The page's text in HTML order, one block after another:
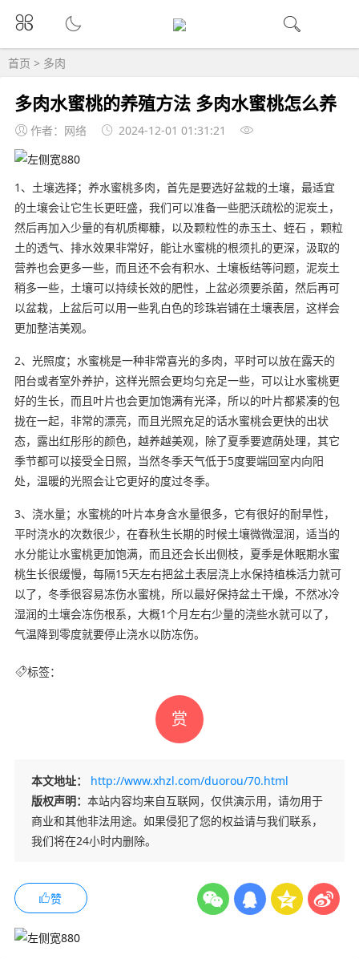
首页 > 多肉
多肉水蜜桃的养殖方法 多肉水蜜桃怎么养
作者：网络 2024-12-01 01:31:21
1、土壤选择；养水蜜桃多肉，首先是要选好盆栽的土壤，最适宜
的土壤会让它生长更旺盛，我们可以准备一些肥沃疏松的泥炭土，
然后再加入少量的有机质椰糠，以及颗粒性的赤玉土、蛭石 ，颗粒
土的透气、排水效果非常好，能让水蜜桃的根须扎的更深，汲取的
营养也会更多一些，而且还不会有积水、土壤板结等问题，泥炭土
稍多一些，土壤可以持续长效的肥性，上盆必须要杀菌，然后再可
以盆栽，上盆后可以用一些乳白色的珍珠岩铺在土壤表层，这样会
更加整洁美观。
2、光照度；水蜜桃是一种非常喜光的多肉，平时可以放在露天的
阳台或者室外养护，这样光照会更均匀充足一些，可以让水蜜桃更
好的生长，而且叶片也会更加饱满有光泽，所以的叶片都紧凑的包
拢在一起，非常的漂亮，而且光照充足的话水蜜桃会更快的出状
态，露出红彤彤的颜色，越养越美观，除了夏季要遮荫处理，其它
季节都可以接受全日照，当然冬季天气低于5度要端回室内向阳
处，温暖的光照会让它更好的度过冬季。
3、浇水量；水蜜桃的叶片本身含水量很多，它有很好的耐旱性，
平时浇水的次数很少，在春秋生长期的时候土壤微微湿润，适当的
水分能让水蜜桃更加饱满，而且还会长出侧枝，夏季是休眠期水蜜
桃生长很缓慢，每隔15天左右把盆土表层浇上水保持植株活力就可
以了，冬季很容易冻伤水蜜桃，所以最好保持盆土干燥，不然冰冷
湿润的土壤会冻伤根系，大概1个月左右少量的浇些水就可以了，
气温降到零度就要停止浇水以防冻伤。
标签：
赏
本文地址：
http://www.xhzl.com/duorou/70.html
版权声明： 本站内容均来自互联网，仅供演示用，请勿用于
商业和其他非法用途。如果侵犯了您的权益请与我们联系，
我们将在24小时内删除。
赞